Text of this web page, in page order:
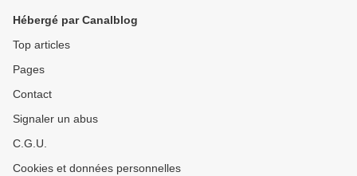
Hébergé par Canalblog
Top articles
Pages
Contact
Signaler un abus
C.G.U.
Cookies et données personnelles